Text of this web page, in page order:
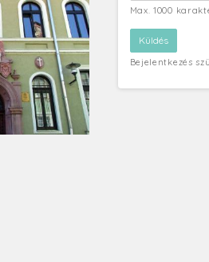
Max. 1000
Bejelentkezés